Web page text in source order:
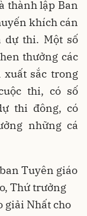
thành lập Ban
khích cán
dự thi. Một số
thưởng các
sắc trong
thi, có số
thi đông, có
những cá